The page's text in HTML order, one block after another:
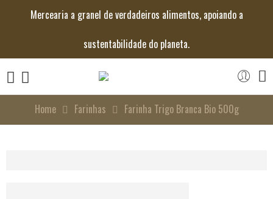
Mercearia a granel de verdadeiros alimentos, apoiando a
sustentabilidade do planeta.
Home Farinhas Farinha Trigo Branca Bio 500g